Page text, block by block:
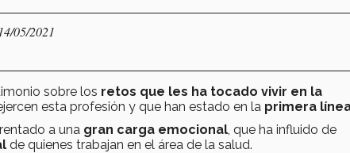
05/2021
sobre los retos que les ha tocado vivir en la
esta profesión y que han estado en la primera
a una gran carga emocional , que ha influido de
de quienes trabajan en el área de la salud.